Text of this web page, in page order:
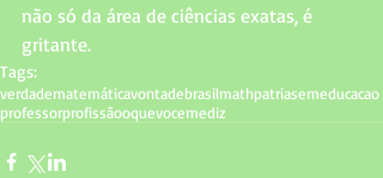
não só da área de ciências exatas, é
gritante.
Tags:
verdadematemáticavontadebrasilmathpatriasemeducacao
professorprofissãooquevocemediz